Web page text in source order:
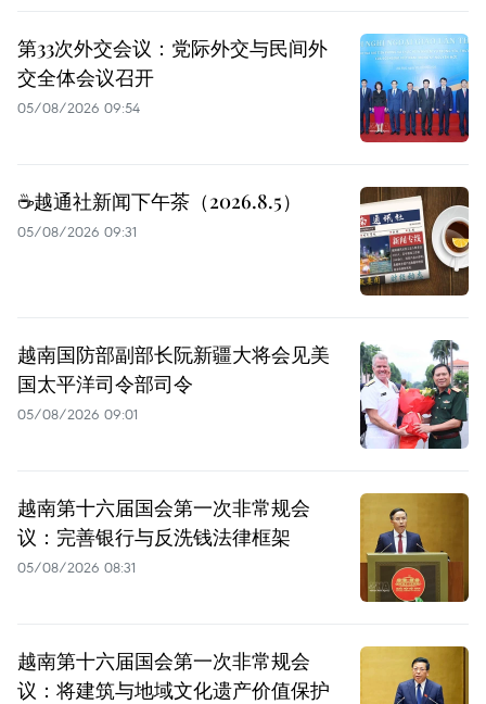
第33次外交会议：党际外交与民间外
交全体会议召开
05/08/2026 09:54
☕️越通社新闻下午茶（2026.8.5）
05/08/2026 09:31
越南国防部副部长阮新疆大将会见美
国太平洋司令部司令
05/08/2026 09:01
越南第十六届国会第一次非常规会
议：完善银行与反洗钱法律框架
05/08/2026 08:31
越南第十六届国会第一次非常规会
议：将建筑与地域文化遗产价值保护